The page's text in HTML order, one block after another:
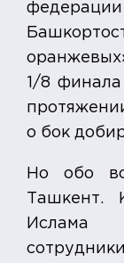
1/8
о бок
Но обо
Ташкент.
Ислама